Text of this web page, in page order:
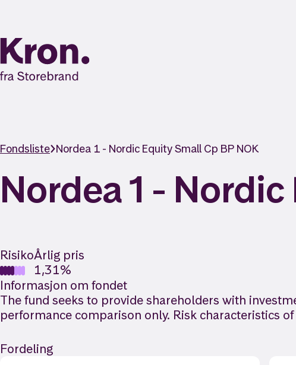
Fondsliste Nordea 1 - Nordic Equity Small Cp BP NOK
Nordea 1 -
RisikoÅrlig pris
1,31%
Informasjon om fondet
The fund seeks to provide shareholders with
performance comparison only. Risk characteristics
Fordeling